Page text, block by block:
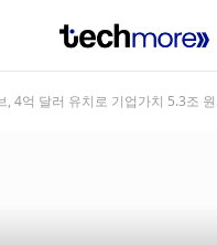
억 달러 유치로 기업가치 5.3조 원… RISC-V